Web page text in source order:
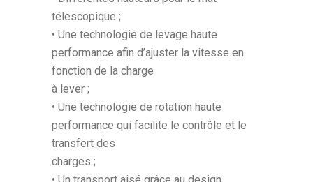
télescopique ;
• Une technologie de levage haute
performance afin d’ajuster la vitesse en
fonction de la charge
à lever ;
• Une technologie de rotation haute
performance qui facilite le contrôle et le
transfert des
charges ;